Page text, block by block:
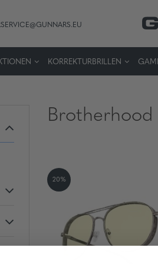
KORREKTURBRILLEN
Brotherhood
20%